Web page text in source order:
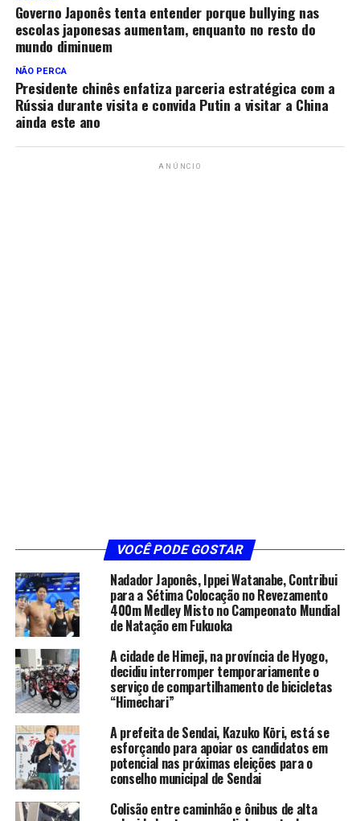
Governo Japonês tenta entender porque bullying nas
escolas japonesas aumentam, enquanto no resto do
mundo diminuem
NÃO PERCA
Presidente chinês enfatiza parceria estratégica com a
Rússia durante visita e convida Putin a visitar a China
ainda este ano
ANÚNCIO
VOCÊ PODE GOSTAR
Nadador Japonês, Ippei Watanabe, Contribui
para a Sétima Colocação no Revezamento
400m Medley Misto no Campeonato Mundial
de Natação em Fukuoka
A cidade de Himeji, na província de Hyogo,
decidiu interromper temporariamente o
serviço de compartilhamento de bicicletas
“Himechari”
A prefeita de Sendai, Kazuko Kōri, está se
esforçando para apoiar os candidatos em
potencial nas próximas eleições para o
conselho municipal de Sendai
Colisão entre caminhão e ônibus de alta